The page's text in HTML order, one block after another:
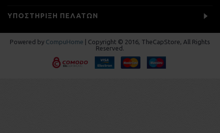
ΥΠΟΣΤΗΡΙΞΗ ΠΕΛΑΤΩΝ
Powered by CompuHome | Copyright © 2016, TheCapStore, All Rights
Reserved.